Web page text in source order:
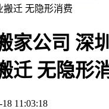
搬迁 无隐形消费​
家公司 深
迁 无隐形
18 11:03:18